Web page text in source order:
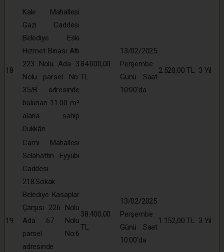
18
Kale Mahallesi
Gazi Caddesi
Belediye Eski
Hizmet Binası Altı
223 Nolu Ada 3
Nolu parsel No:
35/B adresinde
bulunan 11.00 m²
alana sahip
Dükkân
84.000,00
TL
13/02/2025
Perşembe
Günü Saat
10:00’da
2.520,00 TL 3 Yıl
19
Cami Mahallesi
Selahattin Eyyubi
Caddesi
218.Sokak
Belediye Kasaplar
Çarşısı 226 Nolu
Ada 67 Nolu
parsel No:6
adresinde
38.400,00
TL
13/02/2025
Perşembe
Günü Saat
10:00’da
1.152,00 TL 3 Yıl